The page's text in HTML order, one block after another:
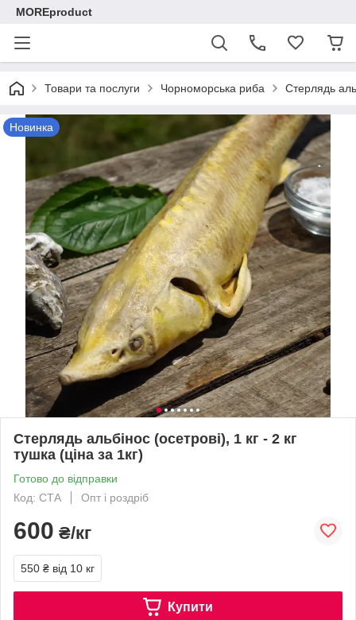
MOREproduct
Товари та послуги Чорноморська риба Стерлядь
Новинка
Стерлядь альбінос (осетрові), 1 кг - 2 кг
тушка (ціна за 1кг)
Готово до відправки
Код: СТА
Опт і роздріб
600 ₴/кг
550 ₴ від 10 кг
Купити